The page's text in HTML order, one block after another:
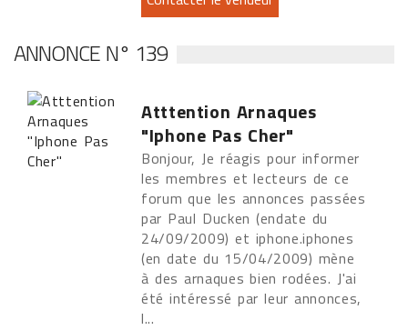
ANNONCE N° 139
Atttention Arnaques
"Iphone Pas Cher"
Bonjour, Je réagis pour informer
les membres et lecteurs de ce
forum que les annonces passées
par Paul Ducken (endate du
24/09/2009) et iphone.iphones
(en date du 15/04/2009) mène
à des arnaques bien rodées. J'ai
été intéressé par leur annonces,
l...